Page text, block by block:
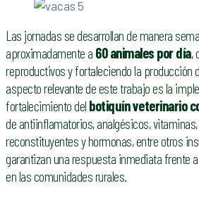
Las jornadas se desarrollan de manera
aproximadamente a 60 animales por día,
reproductivos y fortaleciendo la producción
aspecto relevante de este trabajo es la
fortalecimiento del botiquín veterinario
de antiinflamatorios, analgésicos,
reconstituyentes y hormonas, entre otros
garantizan una respuesta inmediata frente
en las comunidades rurales.